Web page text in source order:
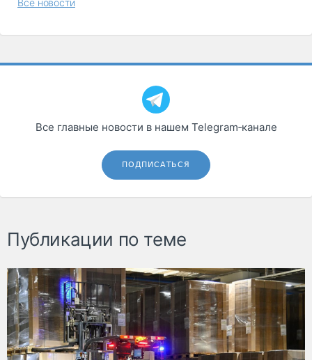
Все новости
Все главные новости в нашем Telegram‑канале
ПОДПИСАТЬСЯ
Публикации по теме